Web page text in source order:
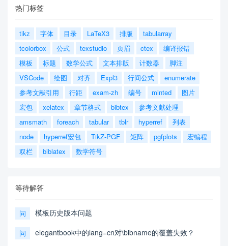
热门标签
tikz 字体 目录 LaTeX3 排版
tabularray
tcolorbox
公式 texstudio 页眉 ctex
编译报错
模板
标题 数学公式 文本排版 计数器
脚注
VSCode
绘图 对齐 Expl3 行间公式
enumerate
参考文献引用
行距 exam-zh 编号 minted
图片
宏包
xelatex 章节格式 bibtex
参考文献处理
amsmath
foreach tabular tblr hyperref
列表
node
hyperref宏包 TikZ-PGF 矩阵 pgfplots
宏编程
双栏
biblatex 数学符号
等待解答
问 模板历史版本问题
问 elegantbook中的lang=cn对\bibname的覆盖失效？